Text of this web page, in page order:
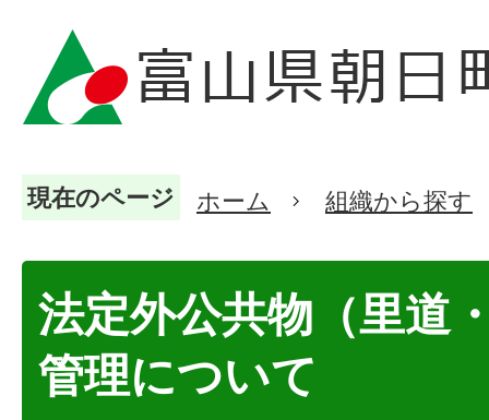
現在のページ ホーム 組織から探す
法定外公共物（里道
管理について